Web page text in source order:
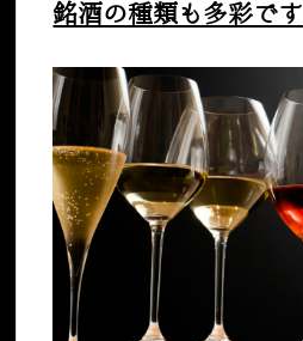
銘酒の種類も多彩です